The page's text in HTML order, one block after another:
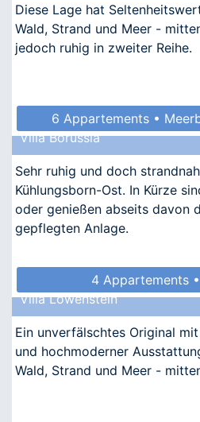
Diese Lage hat
Wald, Strand und Meer -
jedoch ruhig in zweiter Reihe.
6 Appartements •
Villa Borussia
Sehr ruhig und doch
Kühlungsborn-Ost. In Kürze
oder genießen abseits davon
gepflegten Anlage.
4 Appartements
Villa Löwenstein
Ein unverfälschtes Original
und hochmoderner
Wald, Strand und Meer -